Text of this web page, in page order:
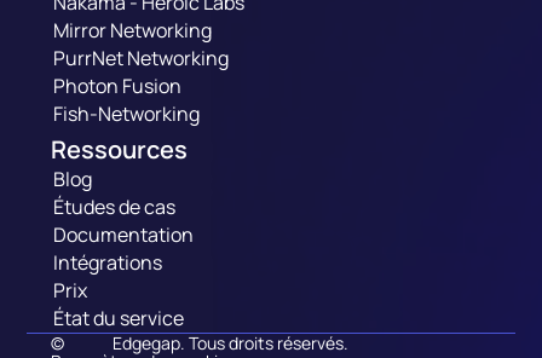
Mirror Networking
PurrNet Networking
Photon Fusion
Fish-Networking
Ressources
Blog
Études de cas
Documentation
Intégrations
Prix
État du service
© Edgegap. Tous droits réservés.